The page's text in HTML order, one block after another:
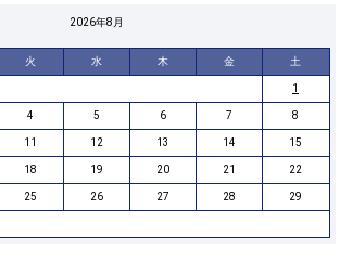
2026年8月
火 水 木 金 土
1
4 5 6 7 8
11 12 13 14 15
18 19 20 21 22
25 26 27 28 29